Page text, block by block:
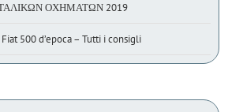
ΟΧΗΜΑΤΩΝ 2019
500 d’epoca – Tutti i consigli